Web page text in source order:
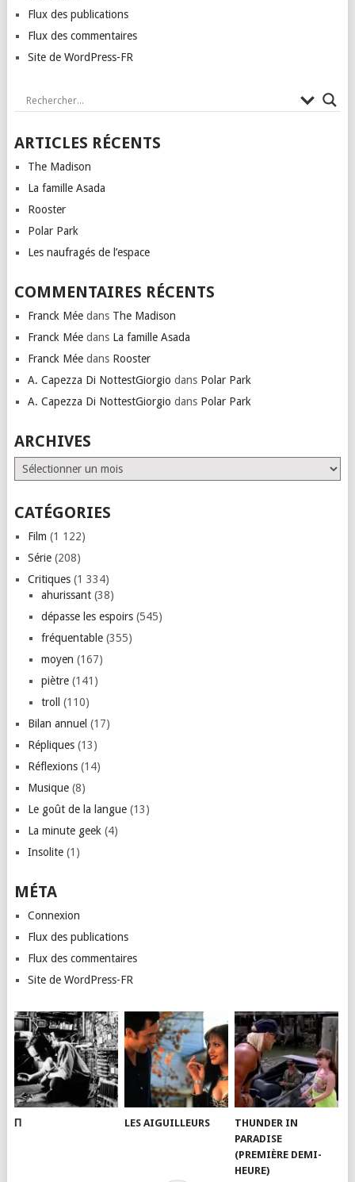
Flux des publications
Flux des commentaires
Site de WordPress-FR
ARTICLES RÉCENTS
The Madison
La famille Asada
Rooster
Polar Park
Les naufragés de l’espace
COMMENTAIRES RÉCENTS
Franck Méedans The Madison
Franck Méedans La famille Asada
Franck Méedans Rooster
A. Capezza Di NottestGiorgio dans Polar Park
A. Capezza Di NottestGiorgio dans Polar Park
ARCHIVES
Archives
CATÉGORIES
Film (1 122)
Série(208)
Critiques(1 334)
ahurissant(38)
dépasse les espoirs(545)
fréquentable(355)
moyen (167)
piètre(141)
troll
(110)
Bilan annuel (17)
Répliques(13)
Réflexions(14)
Musique(8)
Le goût de la langue(13)
La minute geek (4)
Insolite(1)
MÉTA
Connexion
Flux des publications
Flux des commentaires
Site de WordPress-FR
Π LES AIGUILLEURS
THUNDER IN
PARADISE
(PREMIÈRE DEMI-
HEURE)